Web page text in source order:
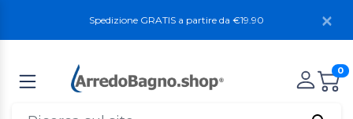
Spedizione GRATIS a partire da €19.90
0